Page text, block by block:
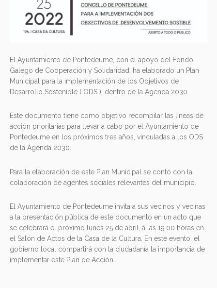
El Ayuntamiento de Pontedeume, con el apoyo del Fondo
Galego de Cooperación y Solidaridad, ha elaborado un Plan
Municipal para la implementación de los Objetivos de
Desarrollo Sostenible ( ODS ), dentro de la Agenda 2030.
Este documento tiene como objetivo recompilar las líneas de
acción prioritarias para llevar a cabo por el Ayuntamiento de
Pontedeume en los próximos tres años, vinculadas a los ODS
de la Agenda 2030.
Para la elaboración de este Plan Municipal se contó con la
colaboración de agentes sociales relevantes del municipio.
El Ayuntamiento de Pontedeume invita a sus vecinos y vecinas
a la presentación pública de este documento en un acto que
se celebrará el próximo lunes 25 de abril, á las 19.00 horas en
el Salón de Actos de la Casa de la Cultura. En este evento, el
gobierno local compartirá con la ciudadanía la importancia de
implementar este Plan de Acción.